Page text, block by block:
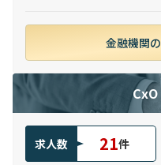
金融機関
求人数 21件